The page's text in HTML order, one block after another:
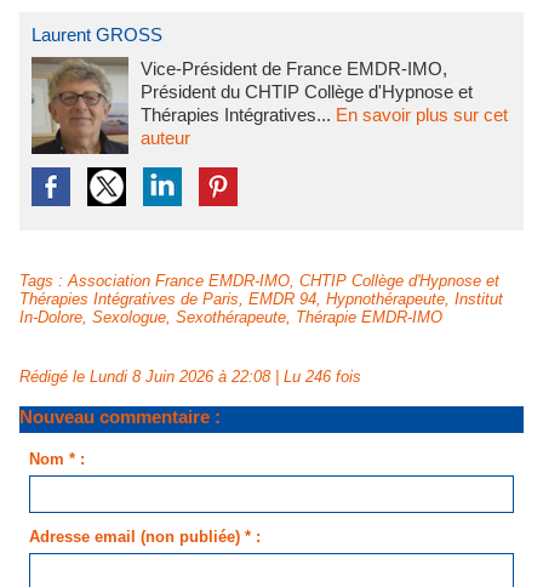
Laurent GROSS
Vice-Président de France EMDR-IMO,
Président du CHTIP Collège d'Hypnose et
Thérapies Intégratives... En savoir plus sur cet
auteur
Tags : Association France EMDR-IMO CHTIP Collège d'Hypnose et
Thérapies Intégratives de Paris EMDR 94 Hypnothérapeute Institut
In-Dolore Sexologue Sexothérapeute Thérapie EMDR-IMO
Rédigé le Lundi 8 Juin 2026 à 22:08 | Lu 246 fois
Nouveau commentaire :
Nom * :
Adresse email (non publiée) * :